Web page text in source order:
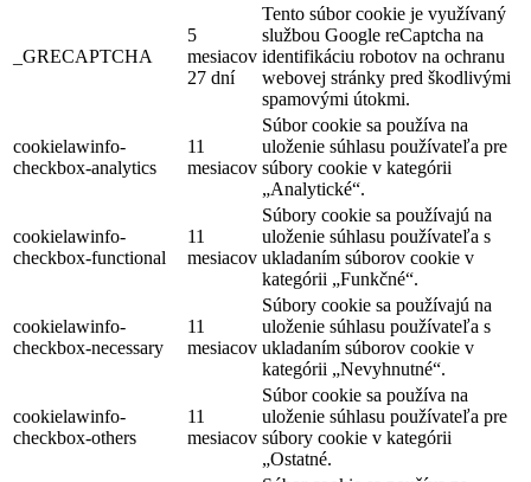
_GRECAPTCHA
5
mesiacov
27 dní
Tento súbor cookie je využívaný
službou Google reCaptcha na
identifikáciu robotov na ochranu
webovej stránky pred škodlivými
spamovými útokmi.
cookielawinfo-
checkbox-analytics
11
mesiacov
Súbor cookie sa používa na
uloženie súhlasu používateľa pre
súbory cookie v kategórii
„Analytické“.
cookielawinfo-
checkbox-functional
11
mesiacov
Súbory cookie sa používajú na
uloženie súhlasu používateľa s
ukladaním súborov cookie v
kategórii „Funkčné“.
cookielawinfo-
checkbox-necessary
11
mesiacov
Súbory cookie sa používajú na
uloženie súhlasu používateľa s
ukladaním súborov cookie v
kategórii „Nevyhnutné“.
cookielawinfo-
checkbox-others
11
mesiacov
Súbor cookie sa používa na
uloženie súhlasu používateľa pre
súbory cookie v kategórii
„Ostatné.